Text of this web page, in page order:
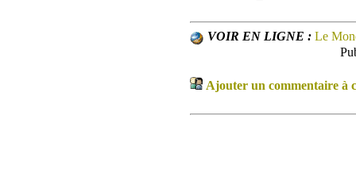
VOIR EN LIGNE : Le
Ajouter un commentaire à